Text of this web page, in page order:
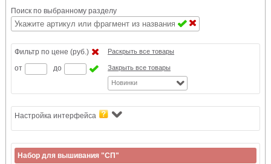
Поиск по выбранному разделу
Фильтр по цене (руб.)
от
до
Раскрыть все товары
Закрыть все товары
Новинки
Настройка интерфейса
Набор для вышивания "СП"